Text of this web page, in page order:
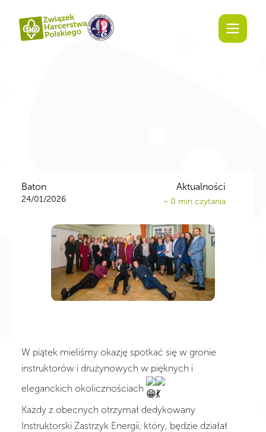
Baton
24/01/2026
Aktualności
~ 0 min czytania
W piątek mieliśmy okazję spotkać się w gronie
instruktorów i drużynowych w pięknych i
eleganckich okolicznościach
Każdy z obecnych otrzymał dedykowany
Instruktorski Zastrzyk Energii, który, będzie działał